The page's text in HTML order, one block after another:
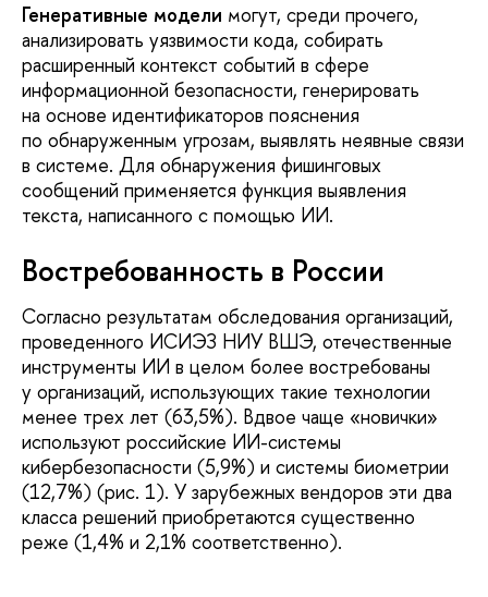
Генеративные модели могут, среди прочего,
анализировать уязвимости кода, собирать
расширенный контекст событий в сфере
информационной безопасности, генерировать
на основе идентификаторов пояснения
по обнаруженным угрозам, выявлять неявные связи
в системе. Для обнаружения фишинговых
сообщений применяется функция выявления
текста, написанного с помощью ИИ.
Востребованность в России
Согласно результатам обследования организаций,
проведенного ИСИЭЗ НИУ ВШЭ, отечественные
инструменты ИИ в целом более востребованы
у организаций, использующих такие технологии
менее трех лет (63,5%). Вдвое чаще «новички»
используют российские ИИ-системы
кибербезопасности (5,9%) и системы биометрии
(12,7%) (рис. 1). У зарубежных вендоров эти два
класса решений приобретаются существенно
реже (1,4% и 2,1% соответственно).